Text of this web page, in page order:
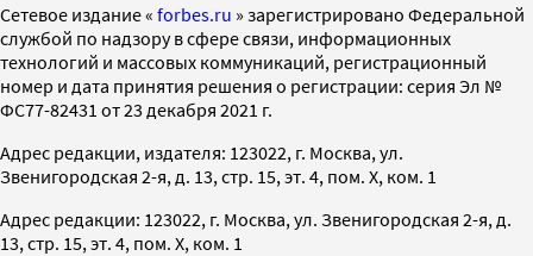
Cетевое издание « forbes.ru » зарегистрировано Федеральной
службой по надзору в сфере связи, информационных
технологий и массовых коммуникаций, регистрационный
номер и дата принятия решения о регистрации: серия Эл №
ФС77-82431 от 23 декабря 2021 г.
Адрес редакции, издателя: 123022, г. Москва, ул.
Звенигородская 2-я, д. 13, стр. 15, эт. 4, пом. X, ком. 1
Адрес редакции: 123022, г. Москва, ул. Звенигородская 2-я, д.
13, стр. 15, эт. 4, пом. X, ком. 1